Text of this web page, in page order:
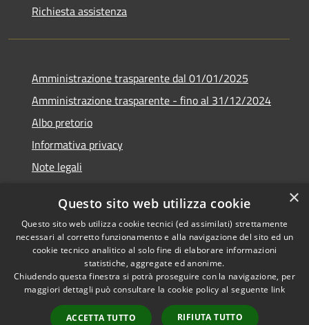
Richiesta assistenza
Amministrazione trasparente dal 01/01/2025
Amministrazione trasparente - fino al 31/12/2024
Albo pretorio
Informativa privacy
Note legali
Piano di miglioramento del sito
RSS
Accessibilità
Copyright © 2026 • Comune di
Rubiera • Powered by
Municipium•
Accesso
×
Questo sito web utilizza cookie
Questo sito web utilizza cookie tecnici (ed assimilati) strettamente
necessari al corretto funzionamento e alla navigazione del sito ed un
cookie tecnico analitico al solo fine di elaborare informazioni
statistiche, aggregate ed anonime.
Chiudendo questa finestra si potrà proseguire con la navigazione, per
maggiori dettagli può consultare la cookie policy al seguente link
ACCETTA TUTTO RIFIUTA TUTTO